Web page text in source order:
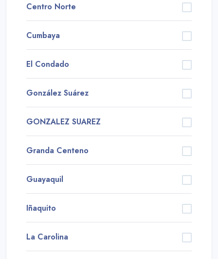
Centro Norte
Cumbaya
El Condado
González Suárez
GONZALEZ SUAREZ
Granda Centeno
Guayaquil
Iñaquito
La Carolina